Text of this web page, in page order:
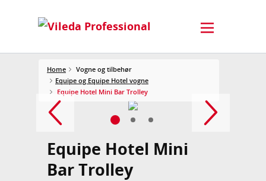
Home
Vogne og tilbehør
Equipe og Equipe Hotel vogne
Equipe Hotel Mini Bar Trolley
Equipe Hotel Mini
Bar Trolley